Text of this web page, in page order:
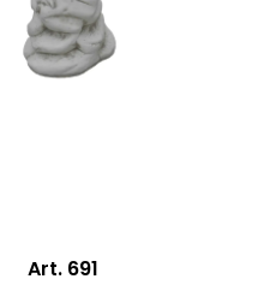
Art. 691